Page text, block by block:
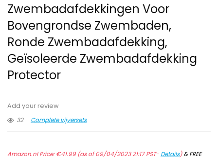
Zwembadafdekkingen Voor
Bovengrondse Zwembaden,
Ronde Zwembadafdekking,
Geïsoleerde Zwembadafdekking
Protector
Add your review
32
Complete vijversets
Amazon.nl Price:€41.99(as of 09/04/2023 21:17 PST- Details)&FREE